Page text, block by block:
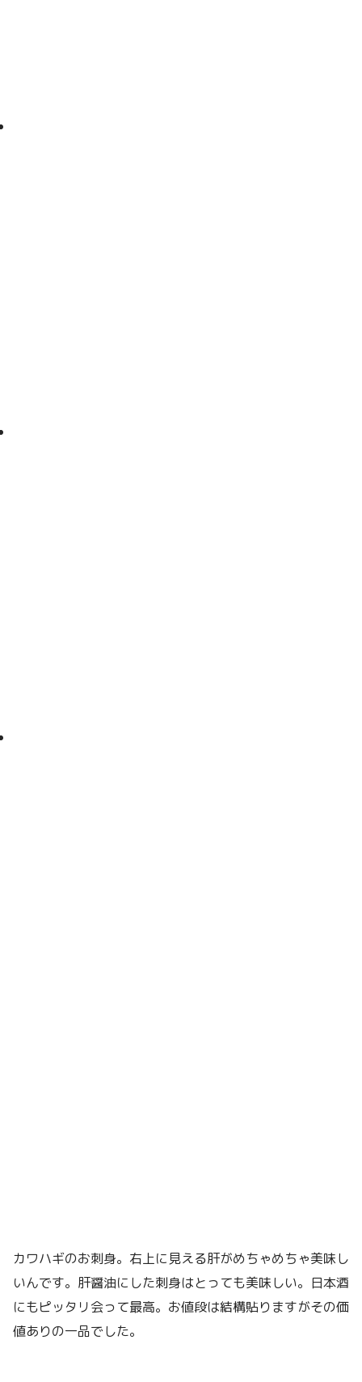
カワハギのお刺身。右上に見える肝がめちゃめちゃ美味し
いんです。肝醤油にした刺身はとっても美味しい。日本酒
にもピッタリ会って最高。お値段は結構貼りますがその価
値ありの一品でした。